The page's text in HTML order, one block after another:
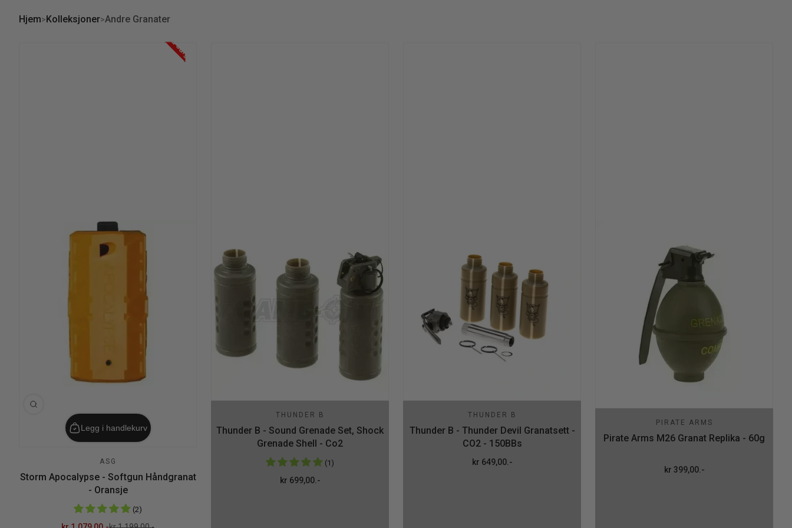
Hjem Kolleksjoner Andre Granater
Legg i handlekurv
På salg!
ASG
Storm Apocalypse - Softgun Håndgranat
- Oransje
(2)
THUNDER B
Thunder B - Sound Grenade Set, Shock
Grenade Shell - Co2
(1)
Ordinær pris
kr 699,00.-
THUNDER B
Thunder B - Thunder Devil Granatsett -
CO2 - 150BBs
Ordinær pris
kr 649,00.-
PIRATE ARMS
Pirate Arms M26 Granat Replika - 60g
Ordinær pris
kr 399,00.-